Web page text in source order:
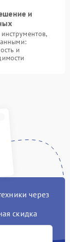
и
и
через
скидка